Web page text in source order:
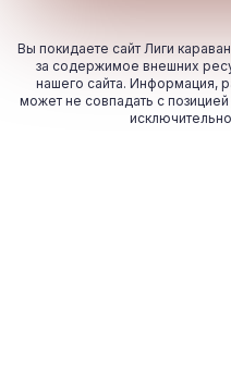
Вы покидаете сайт Лиги
за содержимое внешних
нашего сайта. Информация,
может не совпадать с